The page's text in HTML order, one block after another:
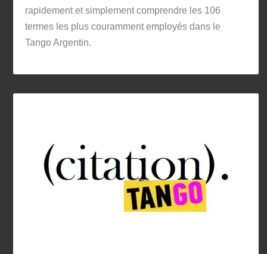
rapidement et simplement comprendre les 106
termes les plus couramment employés dans le
Tango Argentin.